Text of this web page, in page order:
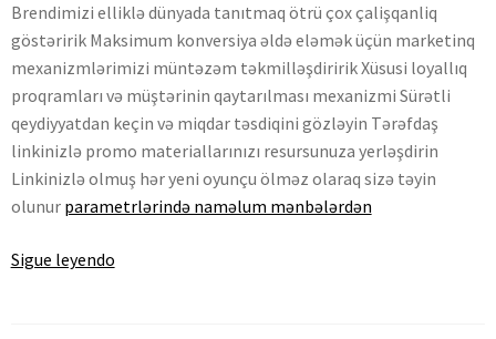
Brendimizi elliklə dünyada tanıtmaq ötrü çox çalişqanliq
göstəririk Maksimum konversiya əldə eləmək üçün marketinq
mexanizmlərimizi müntəzəm təkmilləşdiririk Xüsusi loyallıq
proqramları və müştərinin qaytarılması mexanizmi Sürətli
qeydiyyatdan keçin və miqdar təsdiqini gözləyin Tərəfdaş
linkinizlə promo materiallarınızı resursunuza yerləşdirin
Linkinizlə olmuş hər yeni oyunçu ölməz olaraq sizə təyin
olunur parametrlərində naməlum mənbələrdən
Sigue leyendo